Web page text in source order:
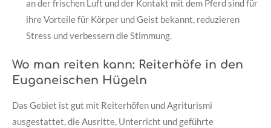
an der frischen Luft und der Kontakt mit dem Pferd sind für
ihre Vorteile für Körper und Geist bekannt, reduzieren
Stress und verbessern die Stimmung.
Wo man reiten kann: Reiterhöfe in den
Euganeischen Hügeln
Das Gebiet ist gut mit Reiterhöfen und Agriturismi
ausgestattet, die Ausritte, Unterricht und geführte